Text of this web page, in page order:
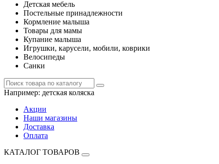
Детская мебель
Постельные принадлежности
Кормление малыша
Товары для мамы
Купание малыша
Игрушки, карусели, мобили, коврики
Велосипеды
Санки
Например: детская коляска
Акции
Наши магазины
Доставка
Оплата
КАТАЛОГ ТОВАРОВ